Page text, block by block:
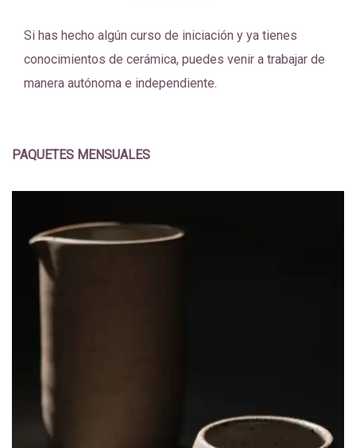
Si has hecho algún curso de iniciación y ya tienes
conocimientos de cerámica, puedes venir a trabajar de
manera autónoma e independiente.
PAQUETES MENSUALES